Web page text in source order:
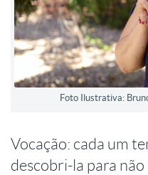
Foto Ilustrativa:
Vocação: cada um
descobri-la para